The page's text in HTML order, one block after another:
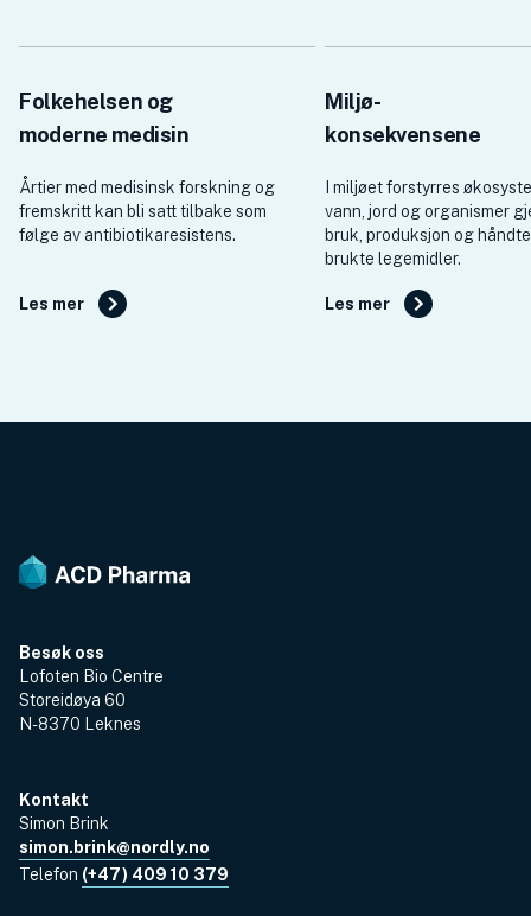
Folkehelsen og
moderne medisin
Årtier med medisinsk forskning og
fremskritt kan bli satt tilbake som
følge av antibiotikaresistens.
Les mer
Miljø-
konsekvensene
I miljøet forstyrres
vann, jord og organismer
bruk, produksjon og
brukte legemidler.
Les mer
Besøk oss
Lofoten Bio Centre
Storeidøya 60
N-8370 Leknes
Kontakt
Simon Brink
simon.brink@nordly.no
Telefon (+47) 409 10 379